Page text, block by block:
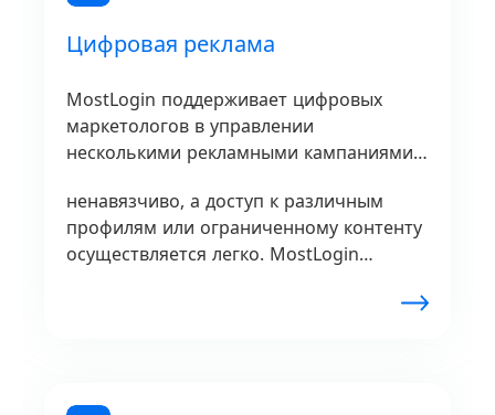
Цифровая реклама
MostLogin поддерживает цифровых
маркетологов в управлении
несколькими рекламными кампаниями
безупречно.
ненавязчиво, а доступ к различным
профилям или ограниченному контенту
осуществляется легко. MostLogin